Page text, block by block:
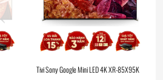
Tivi Sony Google Mini LED 4K XR-85X95K